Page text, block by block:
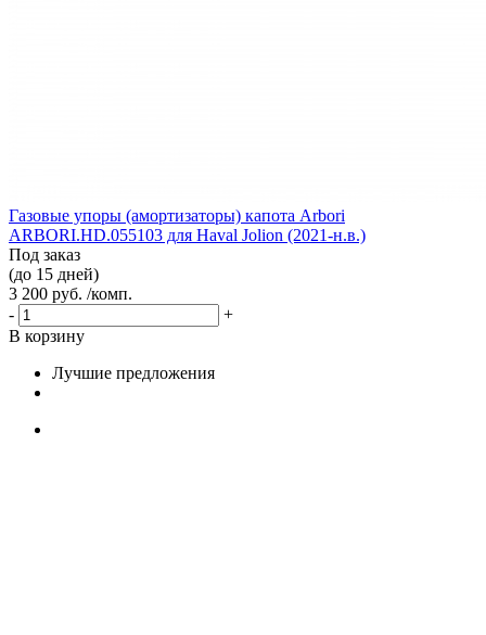
Газовые упоры (амортизаторы) капота Arbori
ARBORI.HD.055103 для Haval Jolion (2021-н.в.)
Под заказ
(до 15 дней)
3 200 руб. /комп.
-
+
В корзину
Лучшие предложения